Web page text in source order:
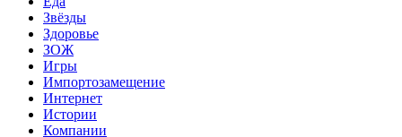
Звёзды
Здоровье
ЗОЖ
Игры
Импортозамещение
Интернет
Истории
Компании